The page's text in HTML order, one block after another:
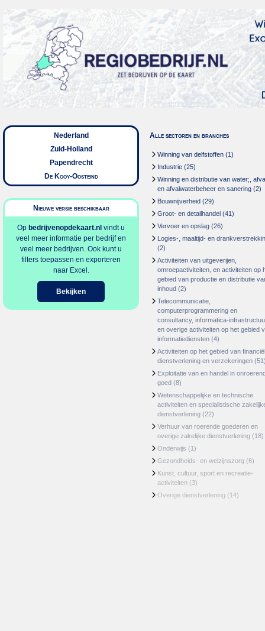
Nederland
Zuid-Holland
Papendrecht
De Kooy-Oosteind
Nieuwe versie beschikbaar
Op bedrijvenopdekaart.nl vindt u
veel meer informatie per bedrijf en
veel meer bedrijven. Ook kunt u
filters toepassen en exporteren
naar Excel.
Bekijken
Alle sectoren en branches
Winning van delfstoffen (1)
Industrie (25)
Winning en distributie van water;,
en afvalwaterbeheer en sanering (2)
Bouwnijverheid (29)
Groot- en detailhandel (41)
Vervoer en opslag (26)
Logies-, maaltijd- en
(2)
Activiteiten van uitgeverijen,
omroepactiviteiten, en activiteiten op
gebied van productie en distributie
inhoud (2)
Telecommunicatie,
computerprogrammering en
consultancy, informatica-
en overige activiteiten op het gebied
informatiediensten (4)
Activiteiten op het gebied van
dienstverlening en verzekeringen
Exploitatie van en handel in
goed (8)
Wetenschappelijke en technische
activiteiten en specialistische
dienstverlening (22)
Verhuur van roerende goederen en
overige zakelijke dienstverlening (18)
Onderwijs (1)
Gezondheids- en welzijnszorg (6)
Kunst, cultuur, sport en recreatie-
activiteiten (3)
Overige dienstverlening (14)